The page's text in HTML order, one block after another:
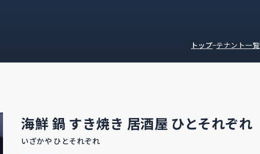
トップ テナント一覧
海鮮 鍋 すき焼き 居酒屋 ひとそれぞれ
いざかや ひとそれぞれ